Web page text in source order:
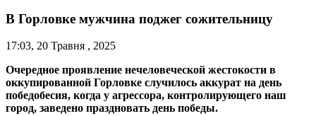
В Горловке мужчина поджег сожительницу
17:03, 20 Травня , 2025
Очередное проявление нечеловеческой жестокости в
оккупированной Горловке случилось аккурат на день
победобесия, когда у агрессора, контролирующего наш
город, заведено праздновать день победы.